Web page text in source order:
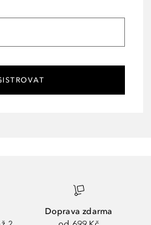
Doprava zdarma